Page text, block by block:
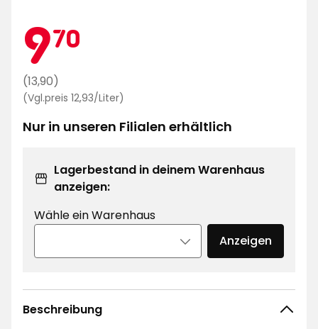
Aktionspreis
970
€
Regulärer
Preis
€
(13,90)
(Vgl.preis 12,93/Liter)
€
Nur in unseren Filialen erhältlich
Lagerbestand in deinem Warenhaus
anzeigen:
Wähle ein Warenhaus
Anzeigen
Beschreibung